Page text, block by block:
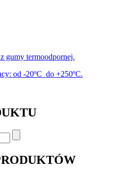
gumy termoodpornej.
od -20ºC do +250ºC.